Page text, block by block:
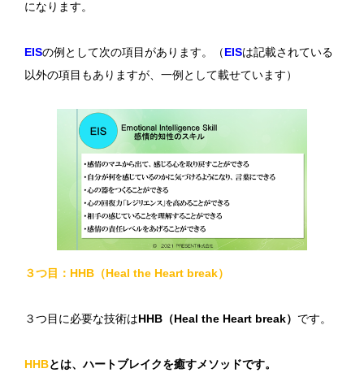
になります。
EISの例として次の項目があります。（EISは記載されている
以外の項目もありますが、一例として載せています）
３つ目：HHB（Heal the Heart break）
３つ目に必要な技術はHHB（Heal the Heart break） です。
HHBとは、ハートブレイクを癒すメソッドです。